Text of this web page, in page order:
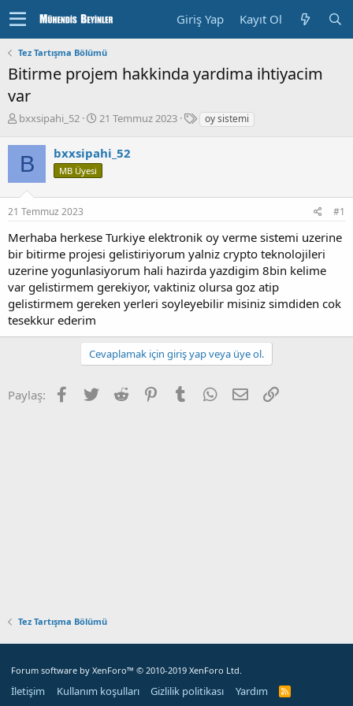
Giriş Yap Kayıt Ol
Tez Tartışma Bölümü
Bitirme projem hakkinda yardima ihtiyacim
var
K
n
u
y
b
a
l
a
t
a
n
bxxsipahi_52
B
ş
l
a
g
T
a
r
i
h
21 Temmuz 2023
E
l
oy sistemi
B bxxsipahi_52
MB Üyesi
21 Temmuz 2023 #1
Merhaba herkese Turkiye elektronik oy verme sistemi uzerine
bir bitirme projesi gelistiriyorum yalniz crypto teknolojileri
uzerine yogunlasiyorum hali hazirda yazdigim 8bin kelime
var gelistirmem gerekiyor, vaktiniz olursa goz atip
gelistirmem gereken yerleri soyleyebilir misiniz simdiden cok
tesekkur ederim
Cevaplamak için giriş yap veya üye ol.
Paylaş: Facebook
TwitterReddit PinterestTumblrWhatsApp
E-postaBağlantı
Tez Tartışma Bölümü
Forum software by XenForo™ © 2010-2019 XenForo Ltd.
İletişim Kullanım koşulları Gizlilik politikası Yardım
R